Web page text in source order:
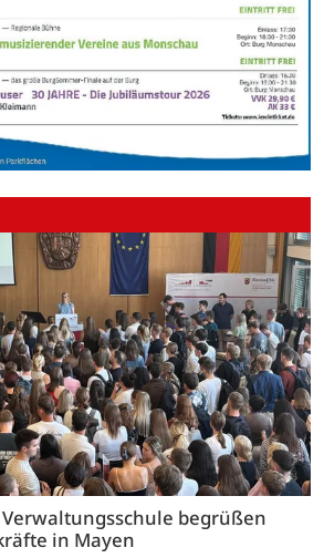
begrüßen
in Mayen